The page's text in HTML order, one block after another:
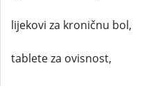
lijekovi za kroničnu bol,
tablete za ovisnost,